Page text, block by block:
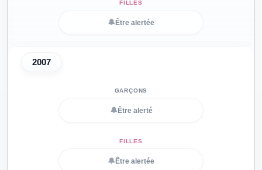
🔔 Être alertée
2007
🔔 Être alerté
🔔 Être alertée